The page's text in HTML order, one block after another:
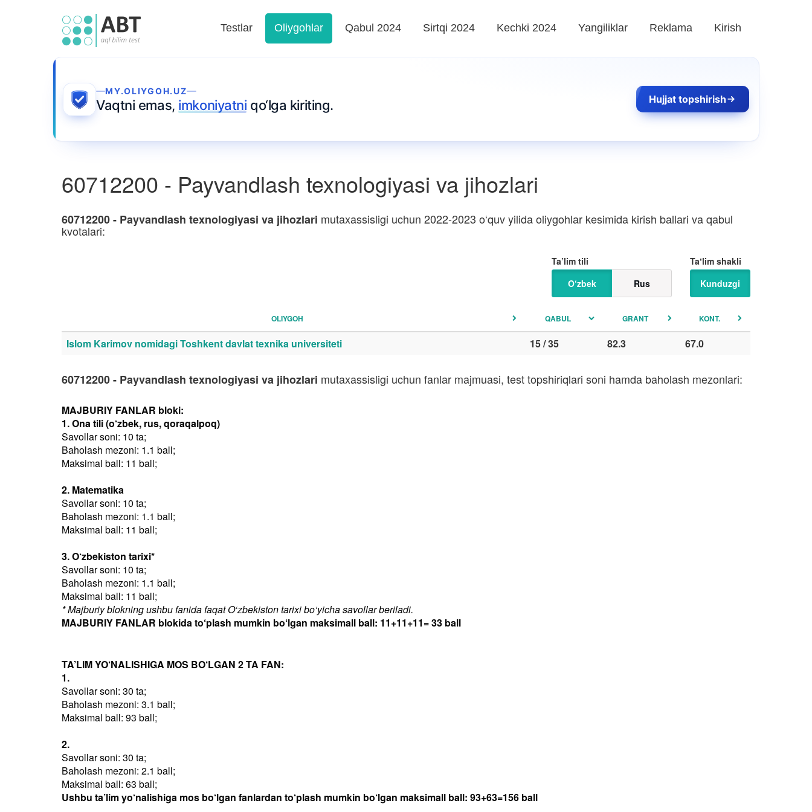
Testlar Oliygohlar Qabul 2024 Sirtqi 2024 Kechki 2024 Yangiliklar Reklama Kirish
MY.OLIYGOH.UZ
Vaqtni emas, imkoniyatni qo‘lga kiriting. Hujjat topshirish
60712200 - Payvandlash texnologiyasi va jihozlari
60712200 - Payvandlash texnologiyasi va jihozlari mutaxassisligi uchun 2022-2023 o‘quv yilida oliygohlar kesimida kirish ballari va qabul
kvotalari:
Taʼlim shakli
Kunduzgi
Ta’lim tili
O‘zbek
Rus
OLIYGOH QABUL GRANT KONT.
Islom Karimov nomidagi Toshkent davlat texnika universiteti 15 / 35 82.3 67.0
60712200 - Payvandlash texnologiyasi va jihozlari mutaxassisligi uchun fanlar majmuasi, test topshiriqlari soni hamda baholash mezonlari:
MAJBURIY FANLAR bloki:
1. Ona tili (o‘zbek, rus, qoraqalpoq)
Savollar soni: 10 ta;
Baholash mezoni: 1.1 ball;
Maksimal ball: 11 ball;
2. Matematika
Savollar soni: 10 ta;
Baholash mezoni: 1.1 ball;
Maksimal ball: 11 ball;
3. O‘zbekiston tarixi*
Savollar soni: 10 ta;
Baholash mezoni: 1.1 ball;
Maksimal ball: 11 ball;
* Majburiy blokning ushbu fanida faqat O‘zbekiston tarixi bo‘yicha savollar beriladi.
MAJBURIY FANLAR blokida to‘plash mumkin bo‘lgan maksimall ball: 11+11+11= 33 ball
TA’LIM YO‘NALISHIGA MOS BO‘LGAN 2 TA FAN:
1.
Savollar soni: 30 ta;
Baholash mezoni: 3.1 ball;
Maksimal ball: 93 ball;
2.
Savollar soni: 30 ta;
Baholash mezoni: 2.1 ball;
Maksimal ball: 63 ball;
Ushbu ta’lim yo‘nalishiga mos bo‘lgan fanlardan to‘plash mumkin bo‘lgan maksimall ball: 93+63=156 ball